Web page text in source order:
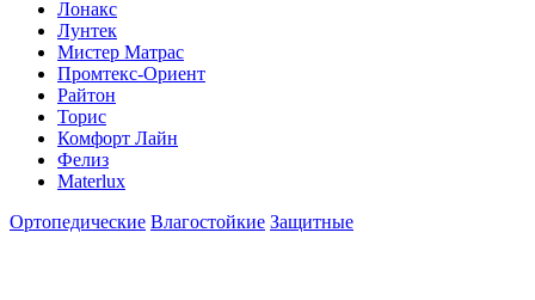
Лонакс
Лунтек
Мистер Матрас
Промтекс-Ориент
Райтон
Торис
Комфорт Лайн
Фелиз
Materlux
Ортопедические Влагостойкие Защитные